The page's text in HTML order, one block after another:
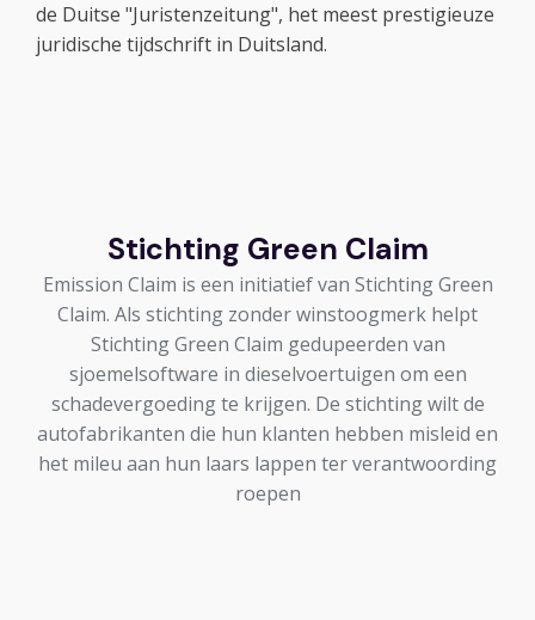
de Duitse "Juristenzeitung", het meest prestigieuze
juridische tijdschrift in Duitsland.
Stichting Green Claim
Emission Claim is een initiatief van Stichting Green
Claim. Als stichting zonder winstoogmerk helpt
Stichting Green Claim gedupeerden van
sjoemelsoftware in dieselvoertuigen om een
schadevergoeding te krijgen. De stichting wilt de
autofabrikanten die hun klanten hebben misleid en
het mileu aan hun laars lappen ter verantwoording
roepen